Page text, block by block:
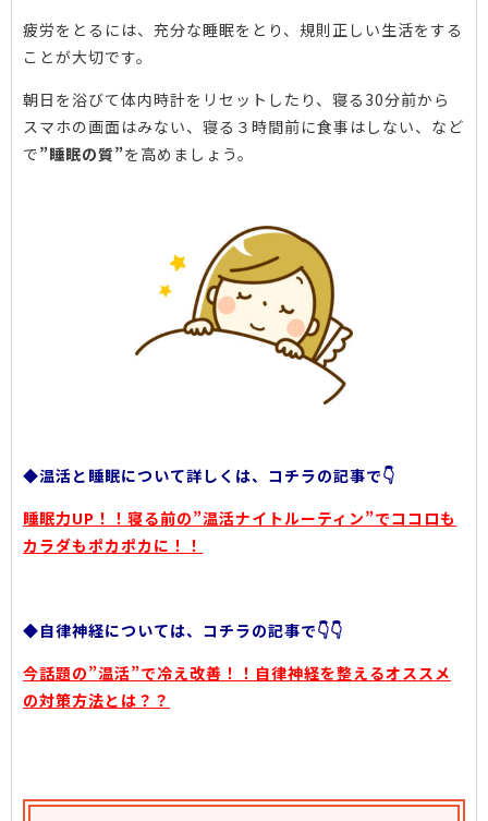
疲労をとるには、充分な睡眠をとり、規則正しい生活をする
ことが大切です。
朝日を浴びて体内時計をリセットしたり、寝る30分前から
スマホの画面はみない、寝る３時間前に食事はしない、など
で”睡眠の質”を高めましょう。
◆温活と睡眠について詳しくは、コチラの記事で👇
睡眠力UP！！寝る前の”温活ナイトルーティン”でココロも
カラダもポカポカに！！
◆自律神経については、コチラの記事で👇👇
今話題の”温活”で冷え改善！！自律神経を整えるオススメ
の対策方法とは？？